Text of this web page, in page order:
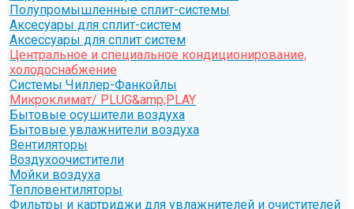
Полупромышленные сплит-системы
Аксесуары для сплит-систем
Аксессуары для сплит систем
Центральное и специальное кондиционирование,
холодоснабжение
Системы Чиллер-Фанкойлы
Микроклимат/ PLUG&amp;PLAY
Бытовые осушители воздуха
Бытовые увлажнители воздуха
Вентиляторы
Воздухоочистители
Мойки воздуха
Тепловентиляторы
Фильтры и картриджи для увлажнителей и очистителей